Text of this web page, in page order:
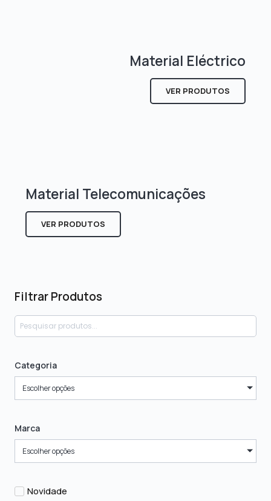
Filtrar Produtos
Categoria
Escolher opções
Marca
Escolher opções
Novidade
Material Eléctrico
VER PRODUTOS
Material Telecomunicações
VER PRODUTOS